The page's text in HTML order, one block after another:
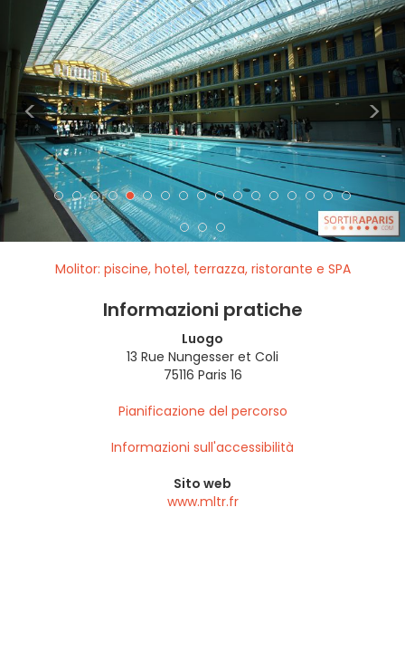
< >
Molitor: piscine, hotel, terrazza, ristorante e SPA
Informazioni pratiche
Luogo
13 Rue Nungesser et Coli
75116 Paris 16
Pianificazione del percorso
Informazioni sull'accessibilità
Sito web
www.mltr.fr